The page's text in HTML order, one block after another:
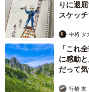
りに退
スケッ
中将 タ
「これ
に感動
だって気
行橋 友